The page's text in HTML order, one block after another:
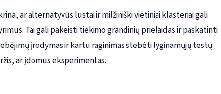
ar alternatyvūs lustai ir milžiniški vietiniai klasteriai gali
Tai gali pakeisti tiekimo grandinių prielaidas ir paskatinti
įrodymas ir kartu raginimas stebėti lyginamųjų testų
ar įdomus eksperimentas.